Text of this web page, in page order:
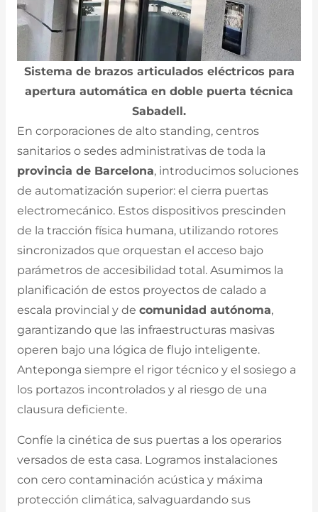
Sistema de brazos articulados eléctricos para
apertura automática en doble puerta técnica
Sabadell.
En corporaciones de alto standing, centros
sanitarios o sedes administrativas de toda la
provincia de Barcelona, introducimos soluciones
de automatización superior: el cierra puertas
electromecánico. Estos dispositivos prescinden
de la tracción física humana, utilizando rotores
sincronizados que orquestan el acceso bajo
parámetros de accesibilidad total. Asumimos la
planificación de estos proyectos de calado a
escala provincial y de comunidad autónoma,
garantizando que las infraestructuras masivas
operen bajo una lógica de flujo inteligente.
Anteponga siempre el rigor técnico y el sosiego a
los portazos incontrolados y al riesgo de una
clausura deficiente.
Confíe la cinética de sus puertas a los operarios
versados de esta casa. Logramos instalaciones
con cero contaminación acústica y máxima
protección climática, salvaguardando sus